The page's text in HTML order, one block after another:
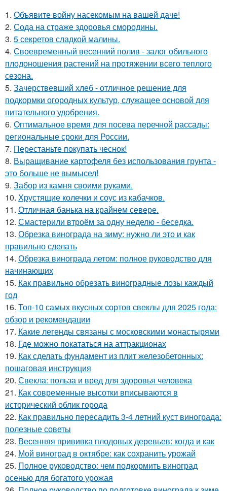
1. Объявите войну насекомым на вашей даче!
2. Сода на страже здоровья смородины.
3. 5 секретов сладкой малины.
4. Своевременный весенний полив - залог обильного
плодоношения растений на протяжении всего теплого
сезона.
5. Зачерствевший хлеб - отличное решение для
подкормки огородных культур, служащее основой для
питательного удобрения.
6. Оптимальное время для посева перечной рассады:
региональные сроки для России.
7. Перестаньте покупать чеснок!
8. Выращивание картофеля без использования грунта -
это больше не вымысел!
9. Забор из камня своими руками.
10. Хрустящие колечки и соус из кабачков.
11. Отличная банька на крайнем севере.
12. Смастерили втроём за одну неделю - беседка.
13. Обрезка винограда на зиму: нужно ли это и как
правильно сделать
14. Обрезка винограда летом: полное руководство для
начинающих
15. Как правильно обрезать виноградные лозы каждый
год
16. Топ-10 самых вкусных сортов свеклы для 2025 года:
обзор и рекомендации
17. Какие легенды связаны с московскими монастырями
18. Где можно покататься на аттракционах
19. Как сделать фундамент из плит железобетонных:
пошаговая инструкция
20. Свекла: польза и вред для здоровья человека
21. Как современные высотки вписываются в
исторический облик города
22. Как правильно пересадить 3-4 летний куст винограда:
полезные советы
23. Весенняя прививка плодовых деревьев: когда и как
24. Мой виноград в октябре: как сохранить урожай
25. Полное руководство: чем подкормить виноград
осенью для богатого урожая